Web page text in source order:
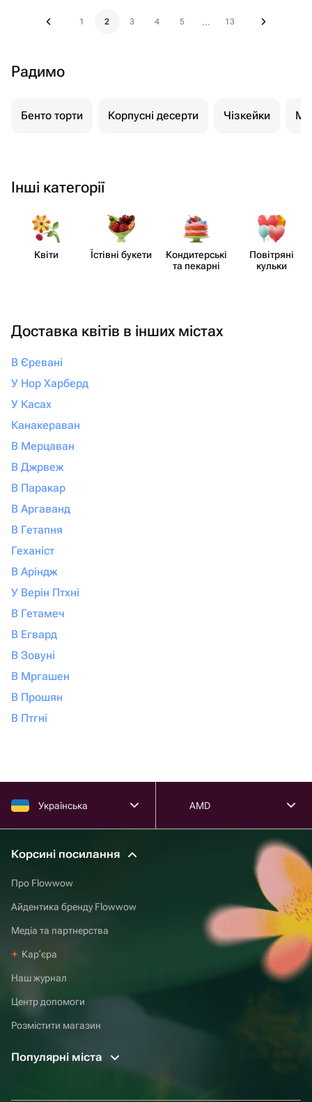
1 2 3 4 5 ... 13
Радимо
Бенто торти Корпусні десерти Чізкейки
Інші категорії
Квіти Їстівні букети
Кондит​ерські
та пекарні
Повітряні
кульки
Доставка квітів в інших містах
В Єревані
У Нор Харберд
У Касах
Канакераван
В Мерцаван
В Джрвеж
В Паракар
В Аргаванд
В Гетапня
Геханіст
В Аріндж
У Верін Птхні
В Гетамеч
В Егвард
В Зовуні
В Мргашен
В Прошян
В Птгні
Українська AMD
Корсині посилання
Про Flowwow
Айдентика бренду Flowwow
Медіа та партнерства
Карʼєра
Наш журнал
Центр допомоги
Розмістити магазин
Популярні міста